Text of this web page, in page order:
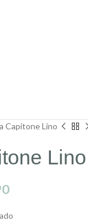
Capitone Lino
Lino